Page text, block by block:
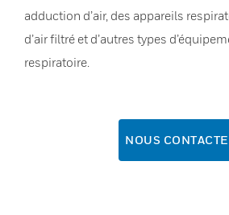
adduction d’air, des appareils
d’air filtré et d’autres types
respiratoire.
NOUS